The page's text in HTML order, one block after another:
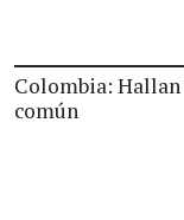
Colombia: Hallan
común